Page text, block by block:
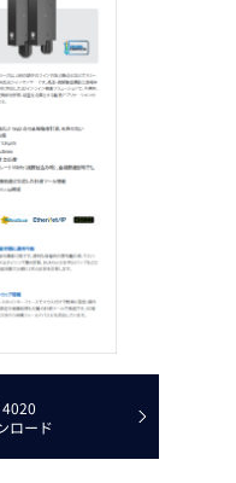
ロード